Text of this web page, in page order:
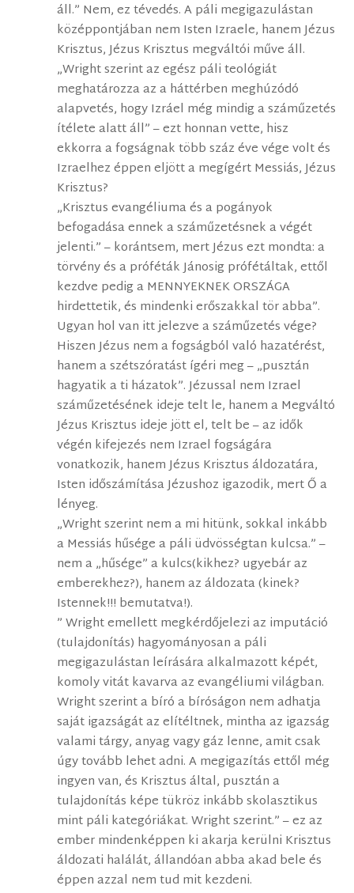
áll.” Nem, ez tévedés. A páli megigazulástan
középpontjában nem Isten Izraele, hanem Jézus
Krisztus, Jézus Krisztus megváltói műve áll.
„Wright szerint az egész páli teológiát
meghatározza az a háttérben meghúzódó
alapvetés, hogy Izráel még mindig a száműzetés
ítélete alatt áll” – ezt honnan vette, hisz
ekkorra a fogságnak több száz éve vége volt és
Izraelhez éppen eljött a megígért Messiás, Jézus
Krisztus?
„Krisztus evangéliuma és a pogányok
befogadása ennek a száműzetésnek a végét
jelenti.” – korántsem, mert Jézus ezt mondta: a
törvény és a próféták Jánosig prófétáltak, ettől
kezdve pedig a MENNYEKNEK ORSZÁGA
hirdettetik, és mindenki erőszakkal tör abba”.
Ugyan hol van itt jelezve a száműzetés vége?
Hiszen Jézus nem a fogságból való hazatérést,
hanem a szétszóratást ígéri meg – „pusztán
hagyatik a ti házatok”. Jézussal nem Izrael
száműzetésének ideje telt le, hanem a Megváltó
Jézus Krisztus ideje jött el, telt be – az idők
végén kifejezés nem Izrael fogságára
vonatkozik, hanem Jézus Krisztus áldozatára,
Isten időszámítása Jézushoz igazodik, mert Ő a
lényeg.
„Wright szerint nem a mi hitünk, sokkal inkább
a Messiás hűsége a páli üdvösségtan kulcsa.” –
nem a „hűsége” a kulcs(kikhez? ugyebár az
emberekhez?), hanem az áldozata (kinek?
Istennek!!! bemutatva!).
” Wright emellett megkérdőjelezi az imputáció
(tulajdonítás) hagyományosan a páli
megigazulástan leírására alkalmazott képét,
komoly vitát kavarva az evangéliumi világban.
Wright szerint a bíró a bíróságon nem adhatja
saját igazságát az elítéltnek, mintha az igazság
valami tárgy, anyag vagy gáz lenne, amit csak
úgy tovább lehet adni. A megigazítás ettől még
ingyen van, és Krisztus által, pusztán a
tulajdonítás képe tükröz inkább skolasztikus
mint páli kategóriákat. Wright szerint.” – ez az
ember mindenképpen ki akarja kerülni Krisztus
áldozati halálát, állandóan abba akad bele és
éppen azzal nem tud mit kezdeni.